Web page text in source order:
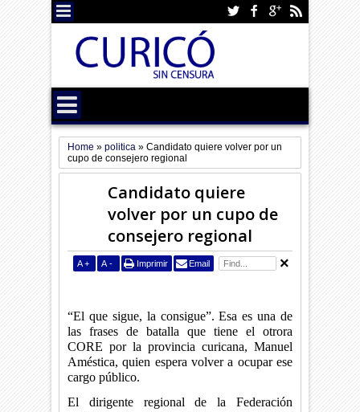
Home »politica »Candidato quiere volver por un
cupo de consejero regional
Candidato quiere
volver por un cupo de
consejero regional
A + A - Imprimir Email
“El que sigue, la consigue”. Esa es una de
las frases de batalla que tiene el otrora
CORE por la provincia curicana, Manuel
Améstica, quien espera volver a ocupar ese
cargo público.
El dirigente regional de la Federación